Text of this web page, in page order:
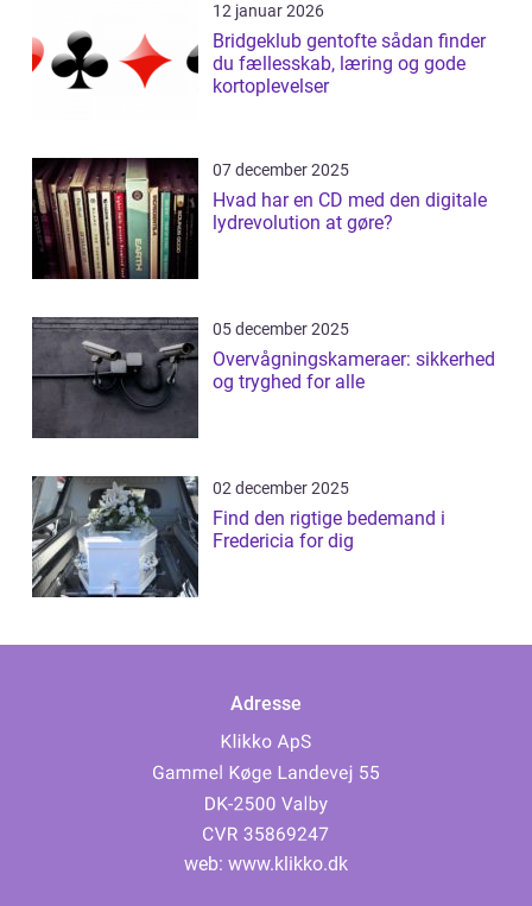
12 januar 2026
Bridgeklub gentofte sådan finder
du fællesskab, læring og gode
kortoplevelser
07 december 2025
Hvad har en CD med den digitale
lydrevolution at gøre?
05 december 2025
Overvågningskameraer: sikkerhed
og tryghed for alle
02 december 2025
Find den rigtige bedemand i
Fredericia for dig
Adresse
web: www.klikko.dk